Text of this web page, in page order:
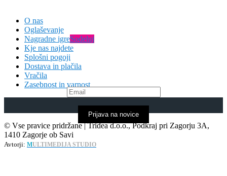
O nas
Oglaševanje
Nagradne igreSodeluj
Kje nas najdete
Splošni pogoji
Dostava in plačila
Vračila
Zasebnost in varnost
Prijava na novice
© Vse pravice pridržane | Tridea d.o.o., Podkraj pri Zagorju 3A,
1410 Zagorje ob Savi
Avtorji: MULTIMEDIJA STUDIO